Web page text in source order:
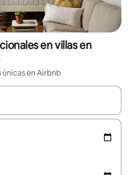
en villas en
únicas en Airbnb
estén disponibles, navega con las